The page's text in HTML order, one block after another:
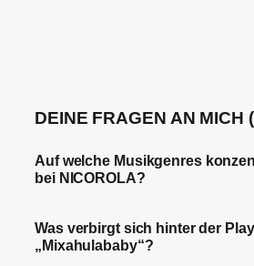
DEINE FRAGEN AN MICH
Auf welche Musikgenres
bei NICOROLA?
Was verbirgt sich hinter der
„Mixahulababy“?